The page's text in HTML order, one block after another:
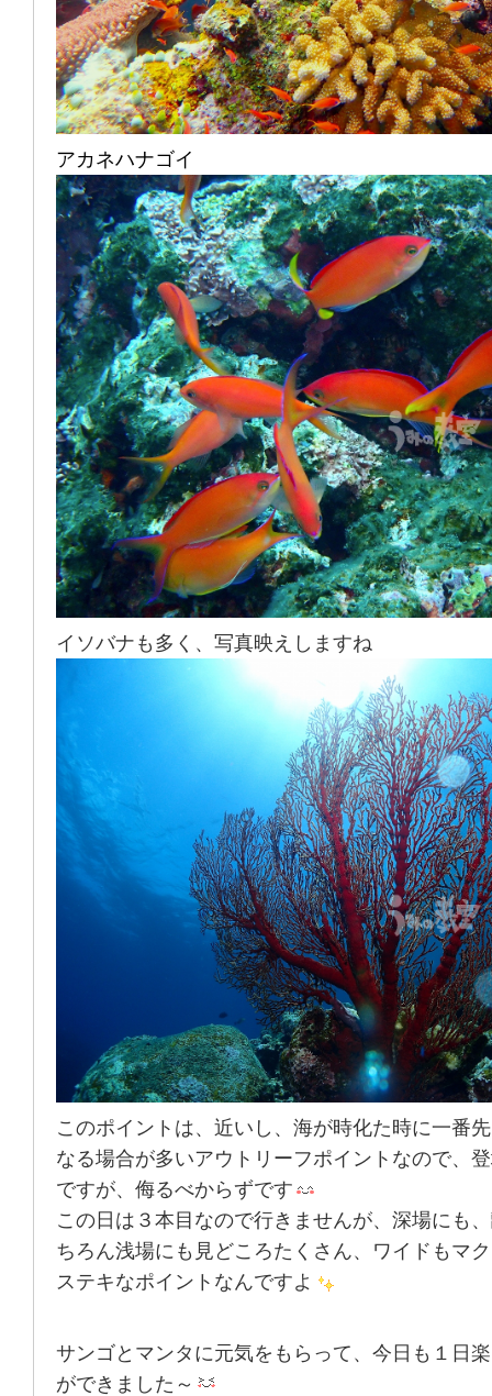
アカネハナゴイ
イソバナも多く、写真映えしますね
このポイントは、近いし、海が時化た時に一番
なる場合が多いアウトリーフポイントなので、
ですが、侮るべからずです
この日は３本目なので行きませんが、深場にも
ちろん浅場にも見どころたくさん、ワイドもマ
ステキなポイントなんですよ
サンゴとマンタに元気をもらって、今日も１日
ができました～